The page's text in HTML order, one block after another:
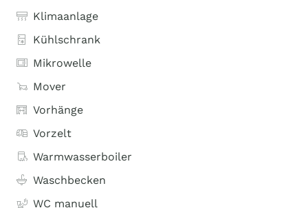
Klimaanlage
Kühlschrank
Mikrowelle
Mover
Vorhänge
Vorzelt
Warmwasserboiler
Waschbecken
WC manuell